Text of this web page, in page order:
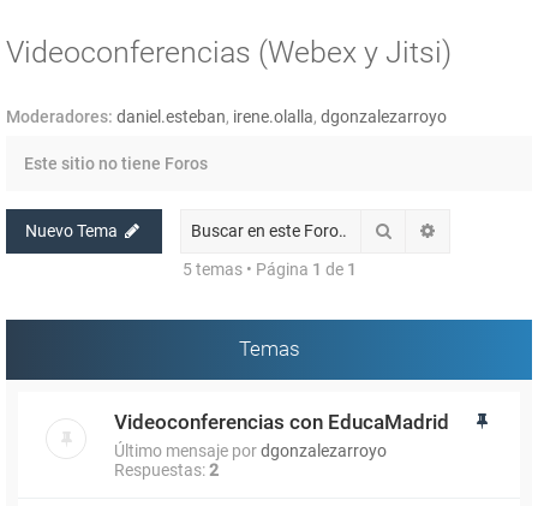
Videoconferencias (Webex y Jitsi)
Moderadores: daniel.esteban, irene.olalla, dgonzalezarroyo
Este sitio no tiene Foros
Nuevo Tema Buscar
5 temas • Página 1 de 1
Temas
Videoconferencias con EducaMadrid
Último mensaje pordgonzalezarroyo
Respuestas:2